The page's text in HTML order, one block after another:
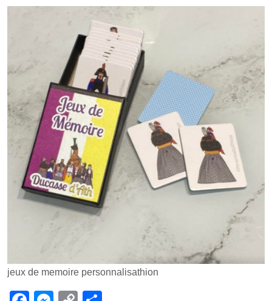
jeux de memoire personnalisathion